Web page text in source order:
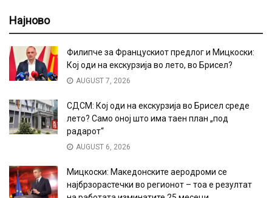
Најново
Филипче за Францускиот предлог и Мицкоски:
Кој оди на екскурзија во лето, во Брисел?
AUGUST 7, 2026
СДСМ: Кој оди на екскурзија во Брисел среде
лето? Само оној што има таен план „под
радарот“
AUGUST 6, 2026
Мицкоски: Македонските аеродроми се
најбрзорастечки во регионот – тоа е резултат